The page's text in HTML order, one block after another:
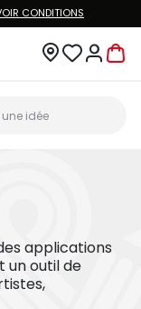
CONDITIONS
applications
un outil de